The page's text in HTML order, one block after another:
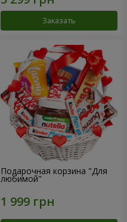
Заказать
Подарочная корзина "Для
любимой"